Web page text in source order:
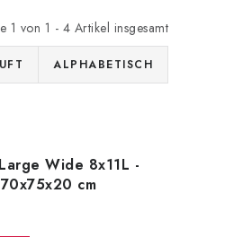
1 von 1 - 4 Artikel insgesamt
ALPHABETISCH
Wide 8x11L -
cm